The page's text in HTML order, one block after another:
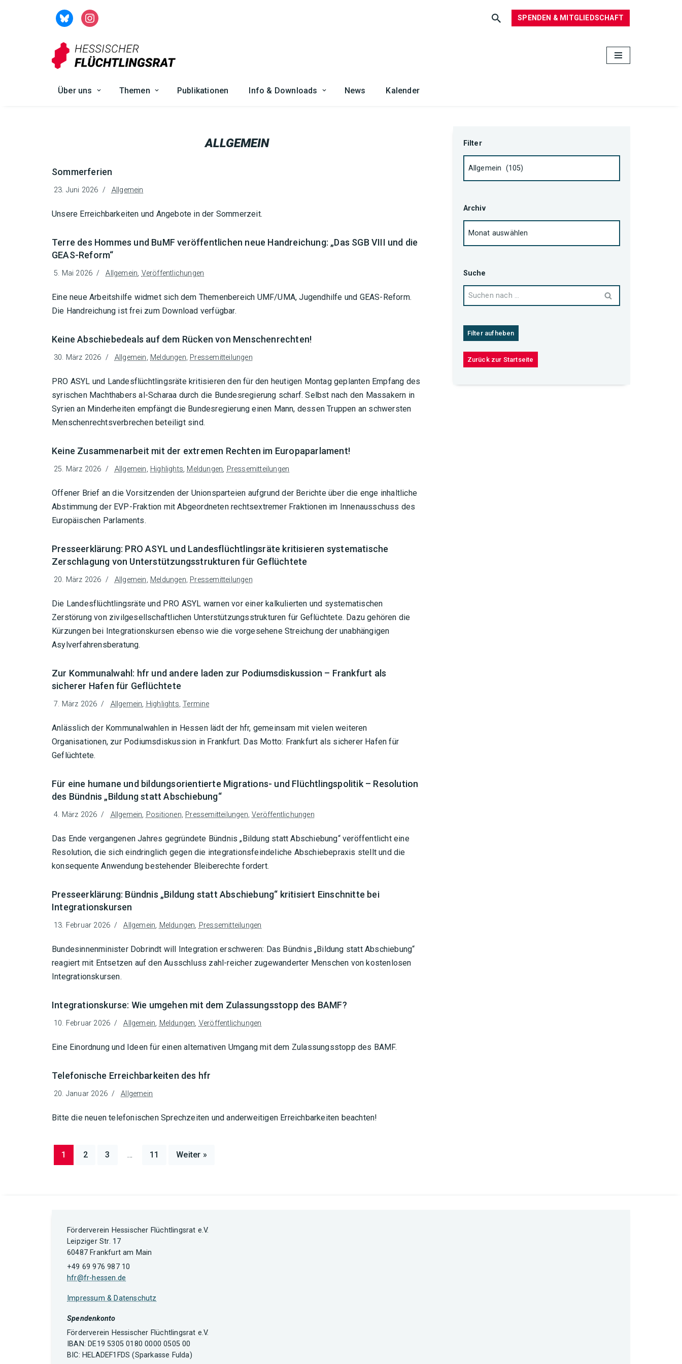
SPENDEN & MITGLIEDSCHAFT
Über uns Themen Publikationen Info & Downloads News Kalender
ALLGEMEIN
Sommerferien
23. Juni 2026 Allgemein
Unsere Erreichbarkeiten und Angebote in der Sommerzeit.
Terre des Hommes und BuMF veröffentlichen neue Handreichung: „Das SGB VIII und die
GEAS-Reform“
5. Mai 2026 Allgemein, Veröffentlichungen
Eine neue Arbeitshilfe widmet sich dem Themenbereich UMF/UMA, Jugendhilfe und GEAS-Reform.
Die Handreichung ist frei zum Download verfügbar.
Keine Abschiebedeals auf dem Rücken von Menschenrechten!
30. März 2026 Allgemein, Meldungen, Pressemitteilungen
PRO ASYL und Landesflüchtlingsräte kritisieren den für den heutigen Montag geplanten Empfang des
syrischen Machthabers al-Scharaa durch die Bundesregierung scharf. Selbst nach den Massakern in
Syrien an Minderheiten empfängt die Bundesregierung einen Mann, dessen Truppen an schwersten
Menschenrechtsverbrechen beteiligt sind.
Keine Zusammenarbeit mit der extremen Rechten im Europaparlament!
25. März 2026 Allgemein, Highlights, Meldungen, Pressemitteilungen
Offener Brief an die Vorsitzenden der Unionsparteien aufgrund der Berichte über die enge inhaltliche
Abstimmung der EVP-Fraktion mit Abgeordneten rechtsextremer Fraktionen im Innenausschuss des
Europäischen Parlaments.
Presseerklärung: PRO ASYL und Landesflüchtlingsräte kritisieren systematische
Zerschlagung von Unterstützungsstrukturen für Geflüchtete
20. März 2026 Allgemein, Meldungen, Pressemitteilungen
Die Landesflüchtlingsräte und PRO ASYL warnen vor einer kalkulierten und systematischen
Zerstörung von zivilgesellschaftlichen Unterstützungsstrukturen für Geflüchtete. Dazu gehören die
Kürzungen bei Integrationskursen ebenso wie die vorgesehene Streichung der unabhängigen
Asylverfahrensberatung.
Zur Kommunalwahl: hfr und andere laden zur Podiumsdiskussion – Frankfurt als
sicherer Hafen für Geflüchtete
7. März 2026 Allgemein, Highlights,Termine
Anlässlich der Kommunalwahlen in Hessen lädt der hfr, gemeinsam mit vielen weiteren
Organisationen, zur Podiumsdiskussion in Frankfurt. Das Motto: Frankfurt als sicherer Hafen für
Geflüchtete.
Für eine humane und bildungsorientierte Migrations- und Flüchtlingspolitik – Resolution
des Bündnis „Bildung statt Abschiebung“
4. März 2026 Allgemein, Positionen, Pressemitteilungen,Veröffentlichungen
Das Ende vergangenen Jahres gegründete Bündnis „Bildung statt Abschiebung“ veröffentlicht eine
Resolution, die sich eindringlich gegen die integrationsfeindeliche Abschiebepraxis stellt und die
konsequente Anwendung bestehender Bleiberechte fordert.
Presseerklärung: Bündnis „Bildung statt Abschiebung“ kritisiert Einschnitte bei
Integrationskursen
13. Februar 2026 Allgemein, Meldungen, Pressemitteilungen
Bundesinnenminister Dobrindt will Integration erschweren: Das Bündnis „Bildung statt Abschiebung“
reagiert mit Entsetzen auf den Ausschluss zahl-reicher zugewanderter Menschen von kostenlosen
Integrationskursen.
Integrationskurse: Wie umgehen mit dem Zulassungsstopp des BAMF?
10. Februar 2026 Allgemein, Meldungen, Veröffentlichungen
Eine Einordnung und Ideen für einen alternativen Umgang mit dem Zulassungsstopp des BAMF.
Telefonische Erreichbarkeiten des hfr
20. Januar 2026 Allgemein
Bitte die neuen telefonischen Sprechzeiten und anderweitigen Erreichbarkeiten beachten!
1 2 3 … 11 Weiter »
Filter
Archiv
Suche
Filter aufheben
Zurück zur Startseite
Förderverein Hessischer Flüchtlingsrat e.V.
Leipziger Str. 17
60487 Frankfurt am Main
+49 69 976 987 10
hfr@fr-hessen.de
Impressum & Datenschutz
Spendenkonto
Förderverein Hessischer Flüchtlingsrat e.V.
IBAN: DE19 5305 0180 0000 0505 00
BIC: HELADEF1FDS (Sparkasse Fulda)